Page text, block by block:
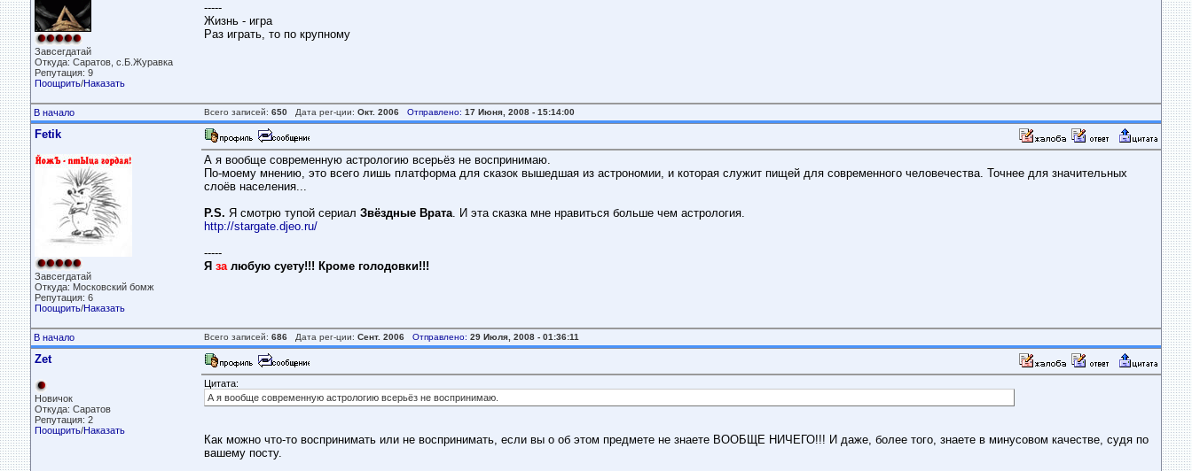
Завсегдатай
Откуда: Саратов, с.Б.Журавка
Репутация: 9
Поощрить/Наказать
-----
Жизнь - игра
Раз играть, то по крупному
В начало Всего записей: 650 Дата рег-ции: Окт. 2006 Отправлено: 17 Июня, 2008 - 15:14:00
Fetik
Завсегдатай
Откуда: Московский бомж
Репутация: 6
Поощрить/Наказать
А я вообще современную астрологию всерьёз не воспринимаю.
По-моему мнению, это всего лишь платформа для сказок вышедшая из астрономии, и которая служит пищей для современного человечества. Точнее для значительных
слоёв населения...
P.S. Я смотрю тупой сериал Звёздные Врата. И эта сказка мне нравиться больше чем астрология.
http://stargate.djeo.ru/
-----
Я залюбую суету!!! Кроме голодовки!!!
В начало Всего записей: 686 Дата рег-ции: Сент. 2006 Отправлено: 29 Июля, 2008 - 01:36:11
Zet
Новичок
Откуда: Саратов
Репутация: 2
Поощрить/Наказать
Цитата:
А я вообще современную астрологию всерьёз не воспринимаю.
Как можно что-то воспринимать или не воспринимать, если вы о об этом предмете не знаете ВООБЩЕ НИЧЕГО!!! И даже, более того, знаете в минусовом качестве, судя по
вашему посту.